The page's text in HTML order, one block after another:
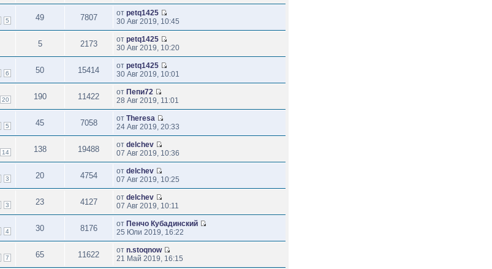
5 49 7807 отpetq1425
30 Авг 2019, 10:45
5 2173 отpetq1425
30 Авг 2019, 10:20
6 50 15414 отpetq1425
30 Авг 2019, 10:01
20 190 11422 отПепи72
28 Авг 2019, 11:01
5 45 7058 отTheresa
24 Авг 2019, 20:33
14 138 19488 отdelchev
07 Авг 2019, 10:36
3 20 4754 отdelchev
07 Авг 2019, 10:25
3 23 4127 отdelchev
07 Авг 2019, 10:11
4 30 8176 отПенчо Кубадинский
25 Юли 2019, 16:22
7 65 11622 отn.stoqnow
21 Май 2019, 16:15